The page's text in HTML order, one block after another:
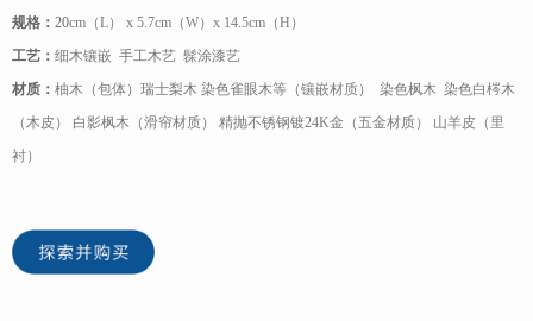
规格： 20cm（L） x 5.7cm（W）x 14.5cm（H）
工艺： 细木镶嵌 手工木艺 髹涂漆艺
材质： 柚木（包体）瑞士梨木 染色雀眼木等（镶嵌材质） 染色枫木 染色白梣木
（木皮） 白影枫木（滑帘材质） 精抛不锈钢镀24K金（五金材质） 山羊皮（里
衬）